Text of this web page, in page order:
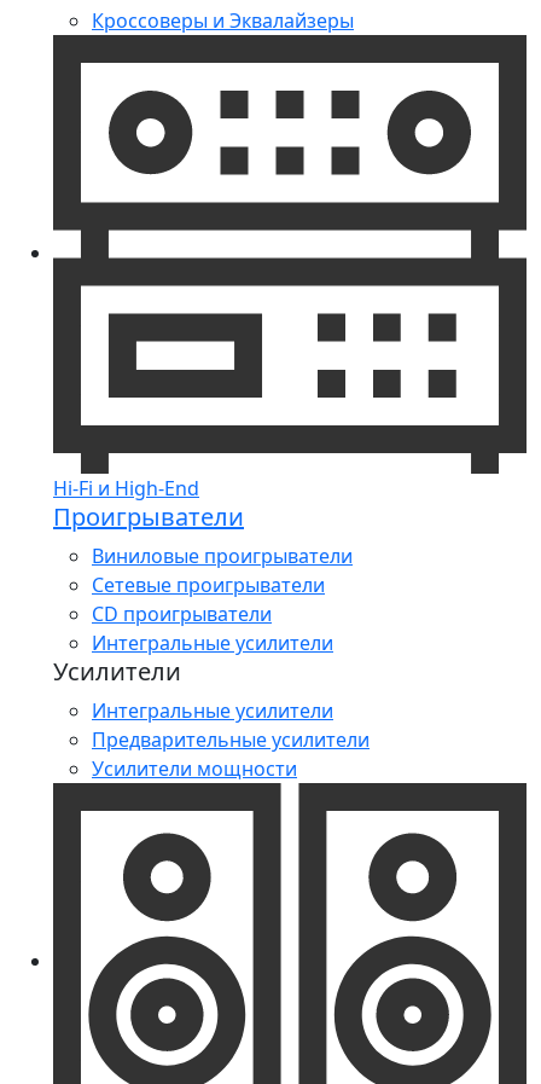
Кроссоверы и Эквалайзеры
Hi-Fi и High-End
Проигрыватели
Виниловые проигрыватели
Сетевые проигрыватели
CD проигрыватели
Интегральные усилители
Усилители
Интегральные усилители
Предварительные усилители
Усилители мощности